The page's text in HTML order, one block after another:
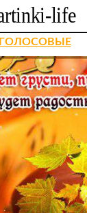
ГОЛОСОВЫЕ